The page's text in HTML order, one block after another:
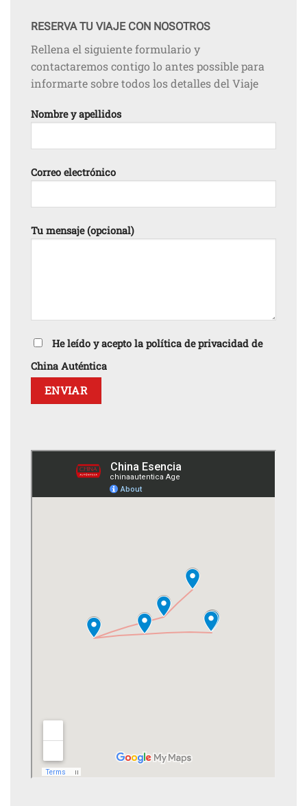
RESERVA TU VIAJE CON NOSOTROS
Rellena el siguiente formulario y
contactaremos contigo lo antes possible para
informarte sobre todos los detalles del Viaje
Nombre y apellidos
Correo electrónico
Tu mensaje (opcional)
He leído y acepto la política de privacidad de
China Auténtica